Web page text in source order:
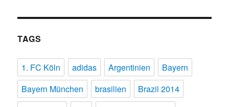
TAGS
1. FC Köln adidas Argentinien
Bayern
Bayern München
brasilien
Brazil 2014